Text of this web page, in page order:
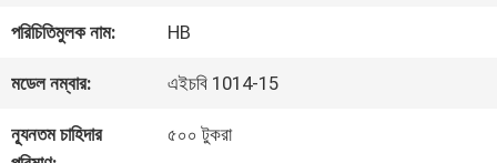
সম্পর্কে
কারখানা
ভ্রমণ
পরিচিতিমুলক নাম: HB
মডেল নম্বার: এইচবি 1014-15
ন্যূনতম চাহিদার
৫০০ টুকরা